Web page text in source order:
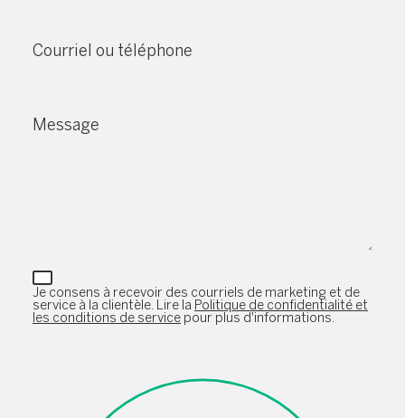
Courriel ou téléphone
Message
Je consens à recevoir des courriels de marketing et de
service à la clientèle. Lire la Politique de confidentialité et
les conditions de service pour plus d'informations.